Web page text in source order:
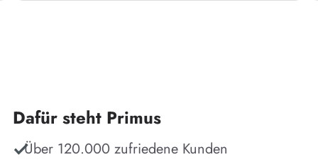
Dafür steht Primus
Über 120.000 zufriedene Kunden